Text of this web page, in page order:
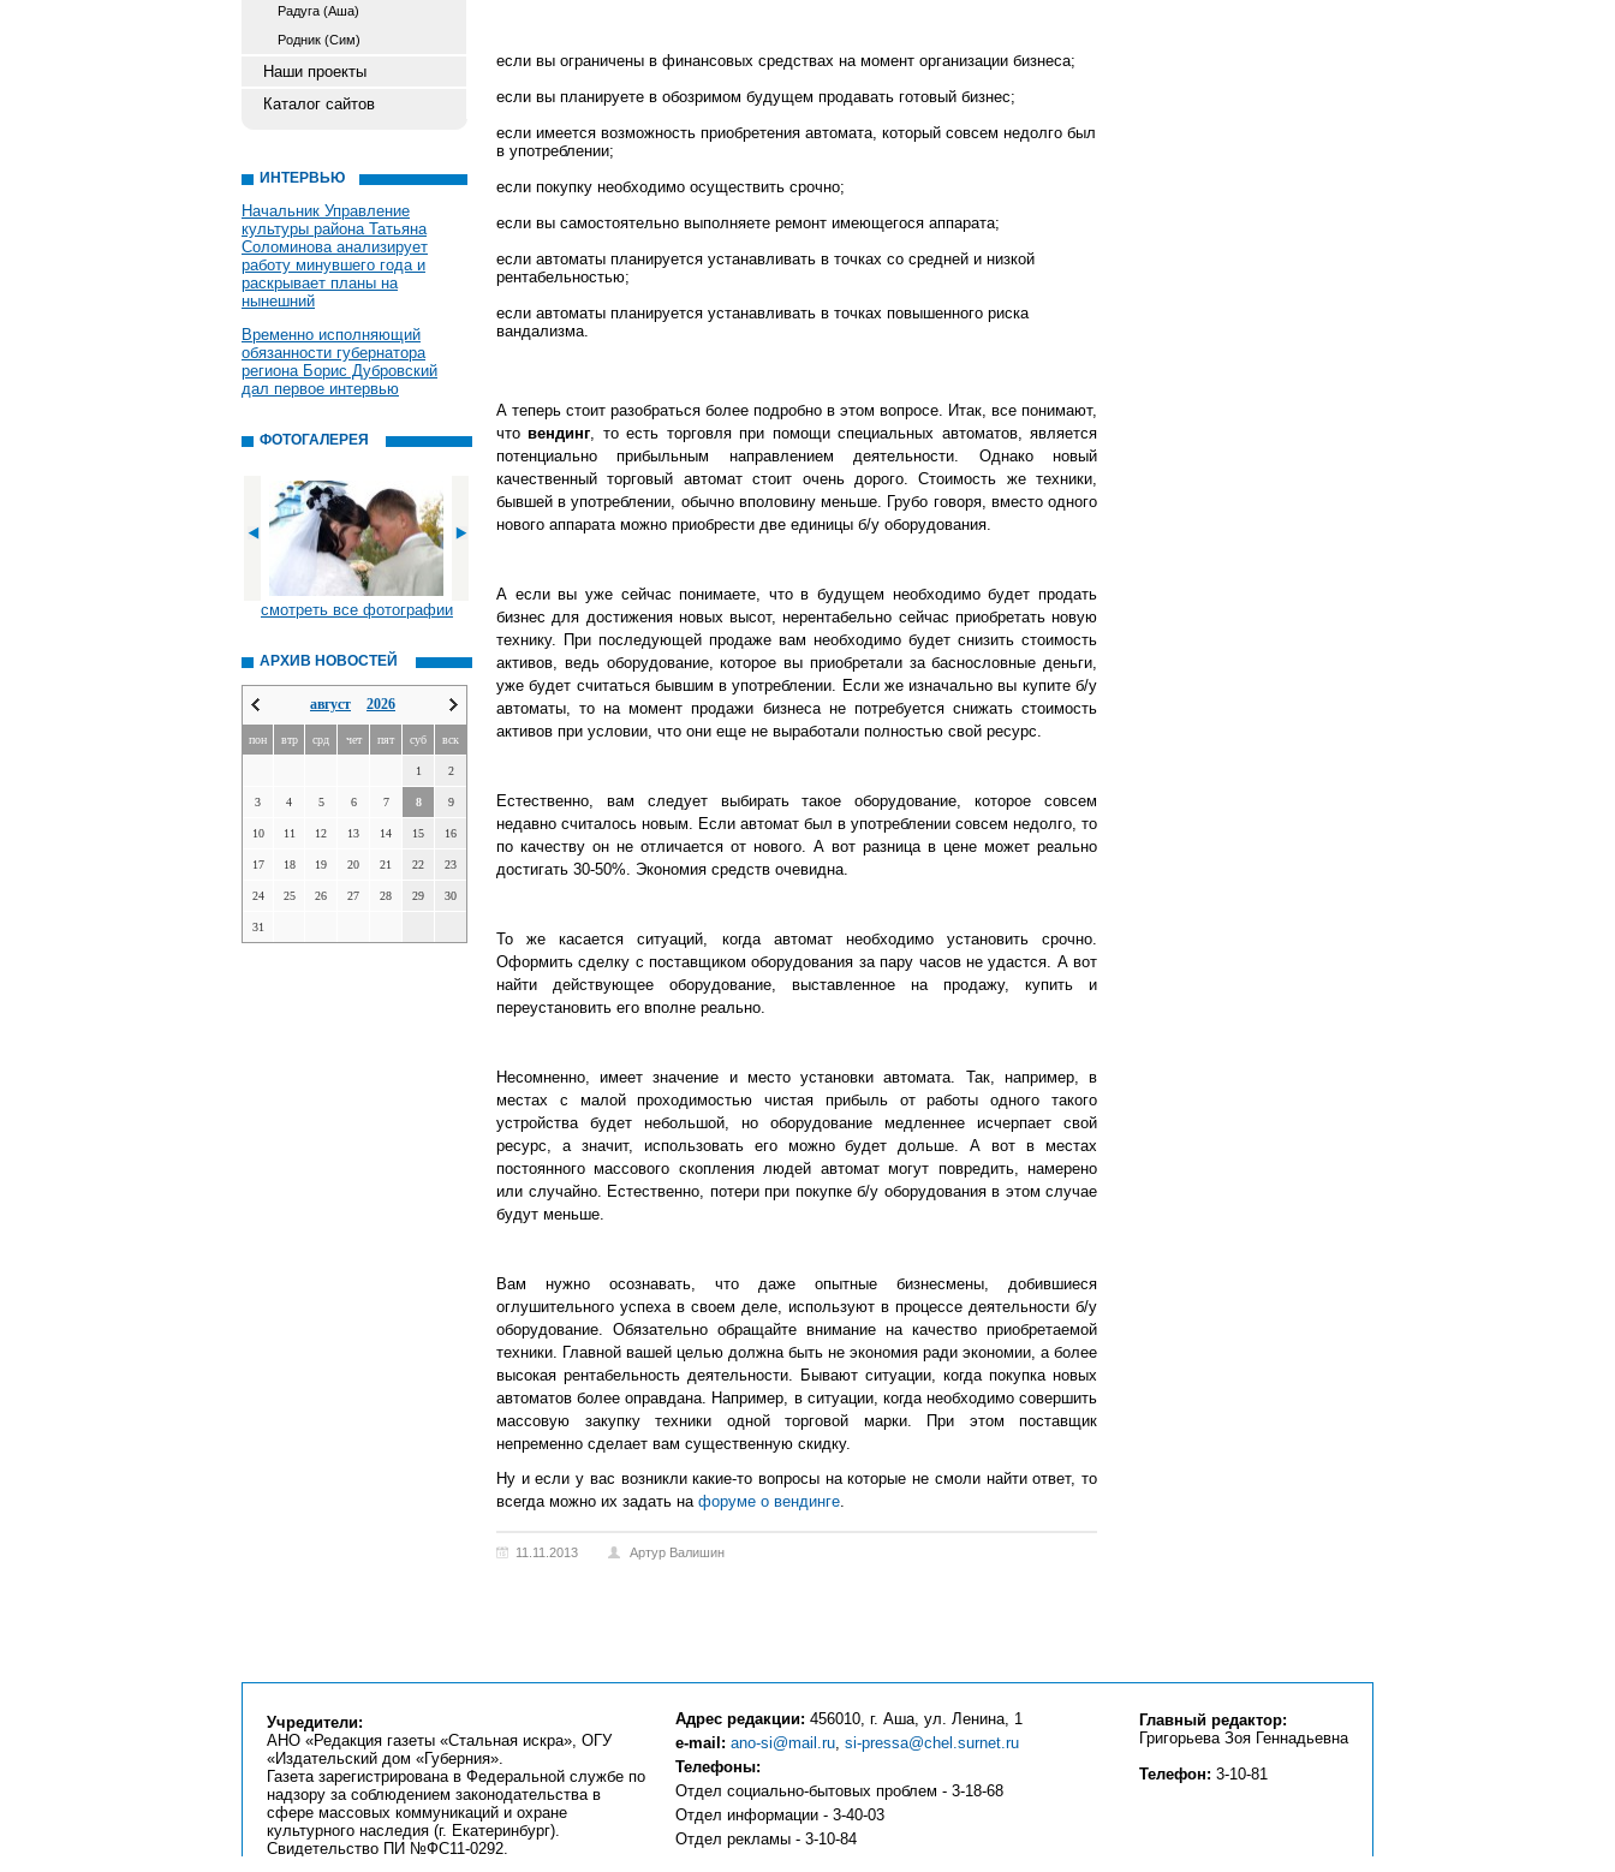
Радуга (Аша)
Родник (Сим)
Наши проекты
Каталог сайтов
ИНТЕРВЬЮ
Начальник Управление
культуры района Татьяна
Соломинова анализирует
работу минувшего года и
раскрывает планы на
нынешний
Временно исполняющий
обязанности губернатора
региона Борис Дубровский
дал первое интервью
ФОТОГАЛЕРЕЯ
смотреть все фотографии
АРХИВ НОВОСТЕЙ
август 2026
пон втр срд чет пят суб вск
1 2
3 4 5 6 7 8 9
10 11 12 13 14 15 16
17 18 19 20 21 22 23
24 25 26 27 28 29 30
31
если вы ограничены в финансовых средствах на момент организации бизнеса;
если вы планируете в обозримом будущем продавать готовый бизнес;
если имеется возможность приобретения автомата, который совсем недолго был
в употреблении;
если покупку необходимо осуществить срочно;
если вы самостоятельно выполняете ремонт имеющегося аппарата;
если автоматы планируется устанавливать в точках со средней и низкой
рентабельностью;
если автоматы планируется устанавливать в точках повышенного риска
вандализма.
А теперь стоит разобраться более подробно в этом вопросе. Итак, все понимают,
чтовендинг, то есть торговля при помощи специальных автоматов, является
потенциально прибыльным направлением деятельности. Однако новый
качественный торговый автомат стоит очень дорого. Стоимость же техники,
бывшей в употреблении, обычно вполовину меньше. Грубо говоря, вместо одного
нового аппарата можно приобрести две единицы б/у оборудования.
А если вы уже сейчас понимаете, что в будущем необходимо будет продать
бизнес для достижения новых высот, нерентабельно сейчас приобретать новую
технику. При последующей продаже вам необходимо будет снизить стоимость
активов, ведь оборудование, которое вы приобретали за баснословные деньги,
уже будет считаться бывшим в употреблении. Если же изначально вы купите б/у
автоматы, то на момент продажи бизнеса не потребуется снижать стоимость
активов при условии, что они еще не выработали полностью свой ресурс.
Естественно, вам следует выбирать такое оборудование, которое совсем
недавно считалось новым. Если автомат был в употреблении совсем недолго, то
по качеству он не отличается от нового. А вот разница в цене может реально
достигать 30-50%. Экономия средств очевидна.
То же касается ситуаций, когда автомат необходимо установить срочно.
Оформить сделку с поставщиком оборудования за пару часов не удастся. А вот
найти действующее оборудование, выставленное на продажу, купить и
переустановить его вполне реально.
Несомненно, имеет значение и место установки автомата. Так, например, в
местах с малой проходимостью чистая прибыль от работы одного такого
устройства будет небольшой, но оборудование медленнее исчерпает свой
ресурс, а значит, использовать его можно будет дольше. А вот в местах
постоянного массового скопления людей автомат могут повредить, намерено
или случайно. Естественно, потери при покупке б/у оборудования в этом случае
будут меньше.
Вам нужно осознавать, что даже опытные бизнесмены, добившиеся
оглушительного успеха в своем деле, используют в процессе деятельности б/у
оборудование. Обязательно обращайте внимание на качество приобретаемой
техники. Главной вашей целью должна быть не экономия ради экономии, а более
высокая рентабельность деятельности. Бывают ситуации, когда покупка новых
автоматов более оправдана. Например, в ситуации, когда необходимо совершить
массовую закупку техники одной торговой марки. При этом поставщик
непременно сделает вам существенную скидку.
Ну и если у вас возникли какие-то вопросы на которые не смоли найти ответ, то
всегда можно их задать на форуме о вендинге.
11.11.2013 Артур Валишин
Учредители:
АНО «Редакция газеты «Стальная искра», ОГУ
«Издательский дом «Губерния».
Газета зарегистрирована в Федеральной службе по
надзору за соблюдением законодательства в
сфере массовых коммуникаций и охране
культурного наследия (г. Екатеринбург).
Свидетельство ПИ №ФС11-0292.
Адрес редакции: 456010, г. Аша, ул. Ленина, 1
e-mail: ano-si@mail.ru, si-pressa@chel.surnet.ru
Телефоны:
Отдел социально-бытовых проблем - 3-18-68
Отдел информации - 3-40-03
Отдел рекламы - 3-10-84
Главный редактор:
Григорьева Зоя Геннадьевна
Телефон: 3-10-81